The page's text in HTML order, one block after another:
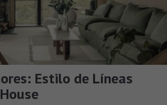
Estilo de Líneas